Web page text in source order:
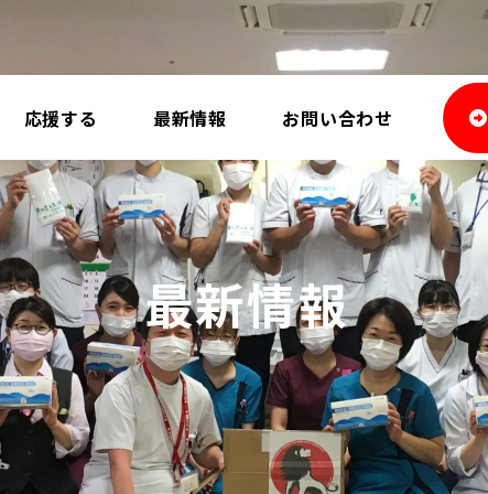
応援する 最新情報 お問い合わせ
最新情報